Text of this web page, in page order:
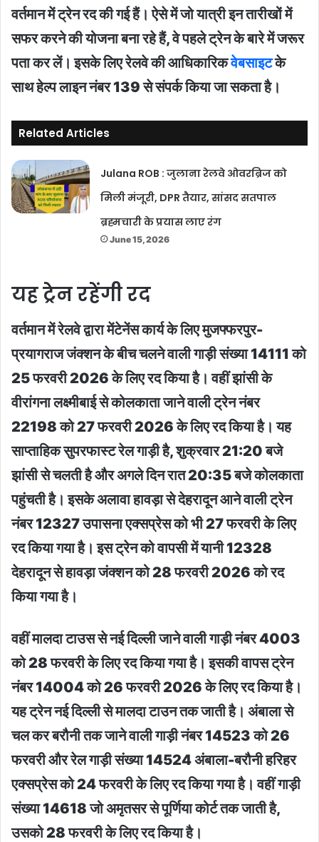
वर्तमान में ट्रेन रद की गई हैं। ऐसे में जो यात्री इन तारीखों में
सफर करने की योजना बना रहे हैं, वे पहले ट्रेन के बारे में जरूर
पता कर लें। इसके लिए रेलवे की आधिकारिकवेबसाइटके
साथ हेल्प लाइन नंबर 139 से संपर्क किया जा सकता है।
Related Articles
Julana ROB : जुलाना रेलवे ओवरब्रिज को
मिली मंजूरी, DPR तैयार, सांसद सतपाल
ब्रह्मचारी के प्रयास लाए रंग
June 15, 2026
यह ट्रेन रहेंगी रद
वर्तमान में रेलवे द्वारा मेंटेनेंस कार्य के लिए मुजफ्फरपुर-
प्रयागराज जंक्शन के बीच चलने वाली गाड़ी संख्या 14111 को
25 फरवरी 2026 के लिए रद किया है। वहीं झांसी के
वीरांगना लक्ष्मीबाई से कोलकाता जाने वाली ट्रेन नंबर
22198 को 27 फरवरी 2026 के लिए रद किया है। यह
साप्ताहिक सुपरफास्ट रेल गाड़ी है, शुक्रवार 21:20 बजे
झांसी से चलती है और अगले दिन रात 20:35 बजे कोलकाता
पहुंचती है। इसके अलावा हावड़ा से देहरादून आने वाली ट्रेन
नंबर 12327 उपासना एक्सप्रेस को भी 27 फरवरी के लिए
रद किया गया है। इस ट्रेन को वापसी में यानी 12328
देहरादून से हावड़ा जंक्शन को 28 फरवरी 2026 को रद
किया गया है।
वहीं मालदा टाउस से नई दिल्ली जाने वाली गाड़ी नंबर 4003
को 28 फरवरी के लिए रद किया गया है। इसकी वापस ट्रेन
नंबर 14004 को 26 फरवरी 2026 के लिए रद किया है।
यह ट्रेन नई दिल्ली से मालदा टाउन तक जाती है। अंबाला से
चल कर बरौनी तक जाने वाली गाड़ी नंबर 14523 को 26
फरवरी और रेल गाड़ी संख्या 14524 अंबाला-बरौनी हरिहर
एक्सप्रेस को 24 फरवरी के लिए रद किया गया है। वहीं गाड़ी
संख्या 14618 जो अमृतसर से पूर्णिया कोर्ट तक जाती है,
उसको 28 फरवरी के लिए रद किया है।